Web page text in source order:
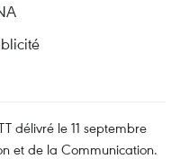
délivré le 11 septembre
et de la Communication.